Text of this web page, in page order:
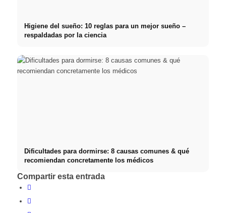
Higiene del sueño: 10 reglas para un mejor sueño –
respaldadas por la ciencia
Dificultades para dormirse: 8 causas comunes & qué
recomiendan concretamente los médicos
Compartir esta entrada